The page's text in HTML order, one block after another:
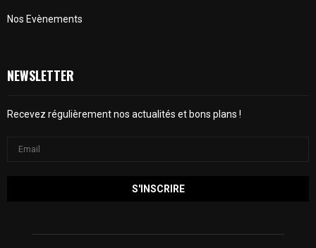
Nos Evènements
NEWSLETTER
Recevez régulièrement nos actualités et bons plans !